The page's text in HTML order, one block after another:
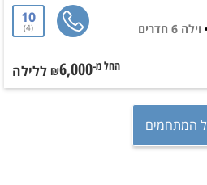
וילה 6 חדרים
10
4
החל מ-₪6,000 ללילה
המתחמים